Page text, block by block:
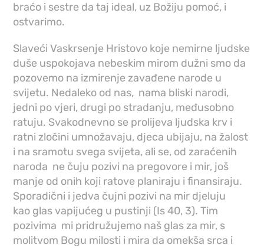
braćo i sestre da taj ideal, uz Božiju pomoć, i
ostvarimo.
Slaveći Vaskrsenje Hristovo koje nemirne ljudske
duše uspokojava nebeskim mirom dužni smo da
pozovemo na izmirenje zavađene narode u
svijetu. Nedaleko od nas, nama bliski narodi,
jedni po vjeri, drugi po stradanju, međusobno
ratuju. Svakodnevno se prolijeva ljudska krv i
ratni zločini umnožavaju, djeca ubijaju, na žalost
i na sramotu svega svijeta, ali se, od zaraćenih
naroda ne čuju pozivi na pregovore i mir, još
manje od onih koji ratove planiraju i finansiraju.
Sporadični i jedva čujni pozivi na mir djeluju
kao glas vapijućeg u pustinji (Is 40, 3). Tim
pozivima mi pridružujemo naš glas za mir, s
molitvom Bogu milosti i mira da omekša srca i